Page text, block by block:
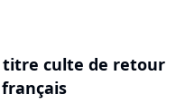
titre culte de retour